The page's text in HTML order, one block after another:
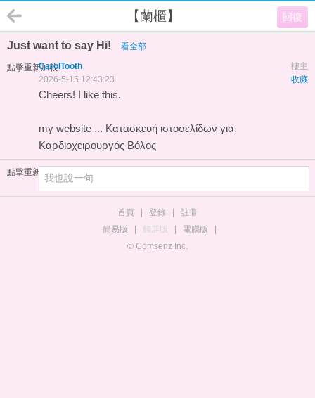
回復
【蘭櫃】
Just want to say Hi! 看全部
點擊重新加載 樓主
CarolTooth
收藏
2026-5-15 12:43:23
Cheers! I like this.
my website ... Κατασκευή ιστοσελίδων για
Καρδιοχειρουργός Βόλος
點擊重新加載
首頁 登錄
註冊
簡易版
觸屏版 電腦版
© Comsenz Inc.